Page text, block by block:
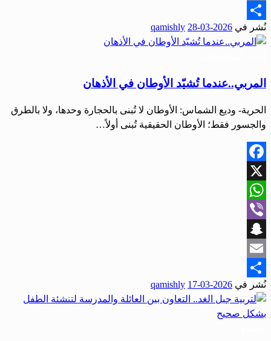
Email
Share
نُشر في 2026-03-28
qamishly
المربي..عندما تُشيّد الأوطان في الأذهان
الحرية- وديع الشماس: الأوطان لا تُبنى بالحجارة وحدها، ولا بالطرق
والجسور فقط؛ الأوطان الحقيقية تُبنى أولاً…
Facebook
X
WhatsApp
Viber
Snapchat
Email
Share
نُشر في 2026-03-17
qamishly